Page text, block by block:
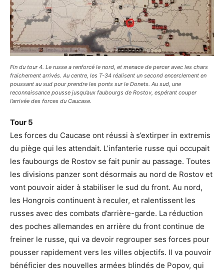
Fin du tour 4. Le russe a renforcé le nord, et menace de percer avec les chars
fraichement arrivés. Au centre, les T-34 réalisent un second encerclement en
poussant au sud pour prendre les ponts sur le Donets. Au sud, une
reconnaissance pousse jusqu’aux faubourgs de Rostov, espérant couper
l’arrivée des forces du Caucase.
Tour 5
Les forces du Caucase ont réussi à s’extirper in extremis
du piège qui les attendait. L’infanterie russe qui occupait
les faubourgs de Rostov se fait punir au passage. Toutes
les divisions panzer sont désormais au nord de Rostov et
vont pouvoir aider à stabiliser le sud du front. Au nord,
les Hongrois continuent à reculer, et ralentissent les
russes avec des combats d’arrière-garde. La réduction
des poches allemandes en arrière du front continue de
freiner le russe, qui va devoir regrouper ses forces pour
pousser rapidement vers les villes objectifs. Il va pouvoir
bénéficier des nouvelles armées blindés de Popov, qui